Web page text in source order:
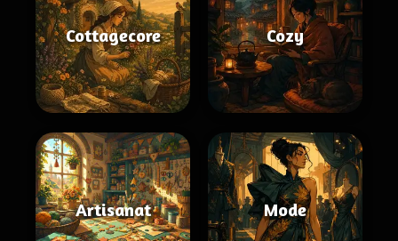
Cottagecore Cozy
Artisanat Mode